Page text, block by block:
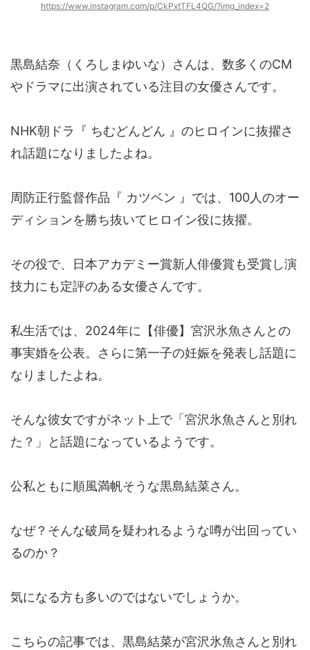
https://www.instagram.com/p/CkPxtTFL4QG/?img_index=2
黒島結奈（くろしまゆいな）さんは、数多くのCM
やドラマに出演されている注目の女優さんです。
NHK朝ドラ『 ちむどんどん 』のヒロインに抜擢さ
れ話題になりましたよね。
周防正行監督作品『 カツベン 』では、100人のオー
ディションを勝ち抜いてヒロイン役に抜擢。
その役で、日本アカデミー賞新人俳優賞も受賞し演
技力にも定評のある女優さんです。
私生活では、2024年に【俳優】宮沢氷魚さんとの
事実婚を公表。さらに第一子の妊娠を発表し話題に
なりましたよね。
そんな彼女ですがネット上で「宮沢氷魚さんと別れ
た？」と話題になっているようです。
公私ともに順風満帆そうな黒島結菜さん。
なぜ？そんな破局を疑われるような噂が出回ってい
るのか？
気になる方も多いのではないでしょうか。
こちらの記事では、黒島結菜が宮沢氷魚さんと別れ